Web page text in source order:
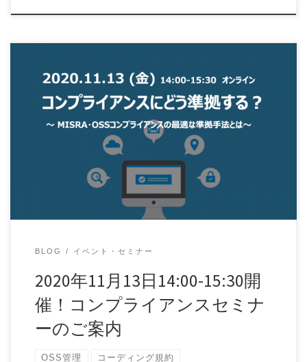
本セミナーでは、ソフトウェア開発における「コンプライア
ンス」に着目し、MISRA・OSSの2つの視点 […]
BLOG イベント・セミナー
2020年11月13日14:00-15:30開
催！コンプライアンスセミナ
ーのご案内
OSS管理 コーディング規約